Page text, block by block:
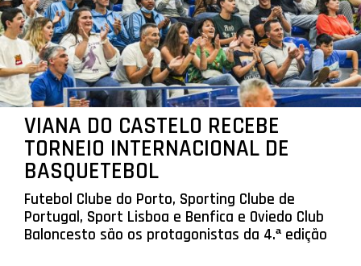
VIANA DO CASTELO RECEBE
TORNEIO INTERNACIONAL DE
BASQUETEBOL
Futebol Clube do Porto, Sporting Clube de
Portugal, Sport Lisboa e Benfica e Oviedo Club
Baloncesto são os protagonistas da 4.ª edição